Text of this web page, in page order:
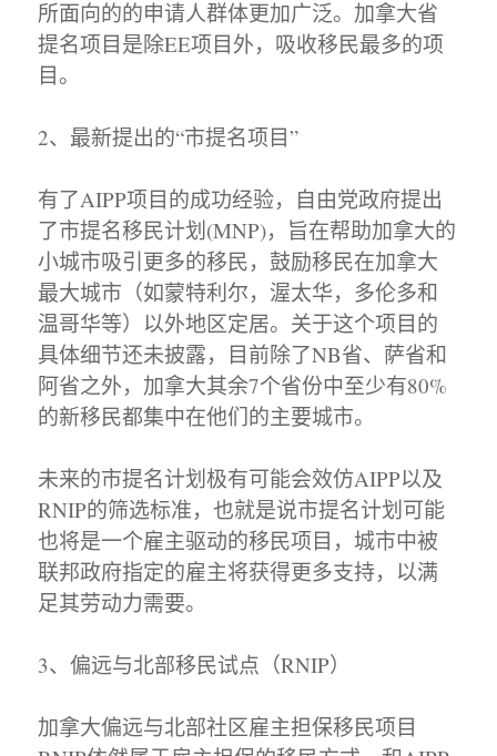
所面向的的申请人群体更加广泛。加拿大省
提名项目是除EE项目外，吸收移民最多的项
目。
2、最新提出的“市提名项目”
有了AIPP项目的成功经验，自由党政府提出
了市提名移民计划(MNP)，旨在帮助加拿大的
小城市吸引更多的移民，鼓励移民在加拿大
最大城市（如蒙特利尔，渥太华，多伦多和
温哥华等）以外地区定居。关于这个项目的
具体细节还未披露，目前除了NB省、萨省和
阿省之外，加拿大其余7个省份中至少有80%
的新移民都集中在他们的主要城市。
未来的市提名计划极有可能会效仿AIPP以及
RNIP的筛选标准，也就是说市提名计划可能
也将是一个雇主驱动的移民项目，城市中被
联邦政府指定的雇主将获得更多支持，以满
足其劳动力需要。
3、偏远与北部移民试点（RNIP）
加拿大偏远与北部社区雇主担保移民项目